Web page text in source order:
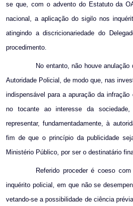
se que, com o advento do Estatuto da
nacional, a aplicação do sigilo nos
atingindo a discricionariedade do
procedimento.
No entanto, não houve
Autoridade Policial, de modo que, nas
indispensável para a apuração da
no tocante ao interesse da
representar, fundamentadamente, à
fim de que o princípio da publicidade
Ministério Público, por ser o destinatário
Referido proceder é coeso
inquérito policial, em que não se
vetando-se a possibilidade de ciência